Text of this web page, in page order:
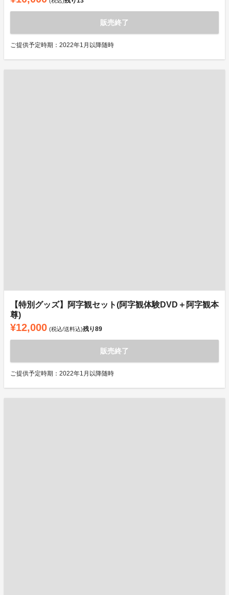
販売終了
ご提供予定時期：2022年1月以降随時
【特別グッズ】阿字観セット(阿字観体験DVD＋阿字観本
尊)
¥12,000 (税込/送料込)残り89
販売終了
ご提供予定時期：2022年1月以降随時